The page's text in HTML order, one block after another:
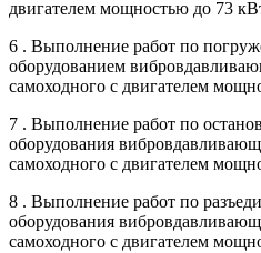
двигателем мощностью до 73
6 . Выполнение работ по
оборудованием
самоходного с двигателем
7 . Выполнение работ по
оборудования
самоходного с двигателем
8 . Выполнение работ по
оборудования
самоходного с двигателем